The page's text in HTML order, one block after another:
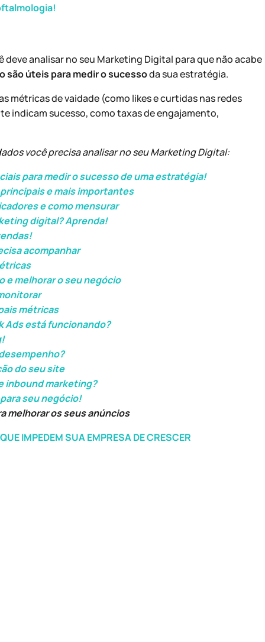
analisar no seu Marketing Digital para que não acabe
são úteis para medir o sucessoda sua estratégia.
métricas de vaidade (como likes e curtidas nas redes
indicam sucesso, como taxas de engajamento,
você precisa analisar no seu Marketing Digital:
para medir o sucesso de uma estratégia!
e mais importantes
e como mensurar
digital? Aprenda!
acompanhar
e melhorar o seu negócio
métricas
Ads está funcionando?
do seu site
inbound marketing?
seu negócio!
melhorar os seus anúncios
IMPEDEM SUA EMPRESA DE CRESCER